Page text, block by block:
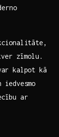
zīmolu.
kalpot kā
ar​